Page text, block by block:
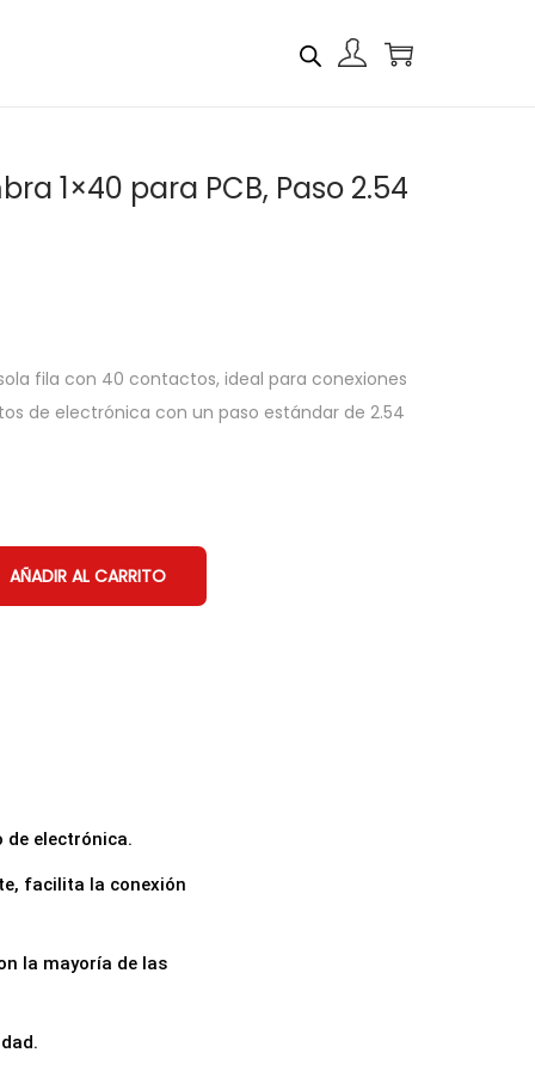
1×40 para PCB, Paso 2.54
fila con 40 contactos, ideal para conexiones
de electrónica con un paso estándar de 2.54
AÑADIR AL CARRITO
de electrónica.
facilita la conexión
la mayoría de las